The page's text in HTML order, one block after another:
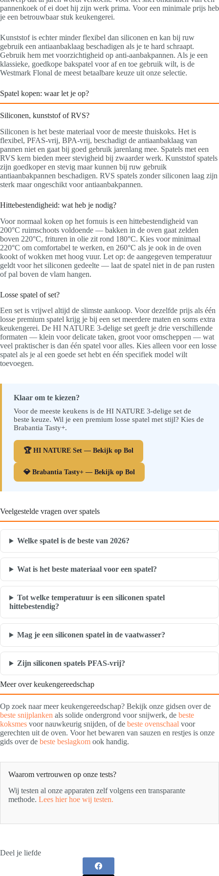
pannenkoek of ei doet hij zijn werk prima. Voor een minimale prijs heb
je een betrouwbaar stuk keukengerei.
Kunststof is echter minder flexibel dan siliconen en kan bij ruw
gebruik een antiaanbaklaag beschadigen als je te hard schraapt.
Gebruik hem met voorzichtigheid op anti-aanbakpannen. Als je een
klassieke, goedkope bakspatel voor af en toe gebruik wilt, is de
Westmark Flonal de meest betaalbare keuze uit onze selectie.
Spatel kopen: waar let je op?
Siliconen, kunststof of RVS?
Siliconen is het beste materiaal voor de meeste thuiskoks. Het is
flexibel, PFAS-vrij, BPA-vrij, beschadigt de antiaanbaklaag van
pannen niet en gaat bij goed gebruik jarenlang mee. Spatels met een
RVS kern bieden meer stevigheid bij zwaarder werk. Kunststof spatels
zijn goedkoper en stevig maar kunnen bij ruw gebruik
antiaanbakpannen beschadigen. RVS spatels zonder siliconen laag zijn
sterk maar ongeschikt voor antiaanbakpannen.
Hittebestendigheid: wat heb je nodig?
Voor normaal koken op het fornuis is een hittebestendigheid van
200°C ruimschoots voldoende — bakken in de oven gaat zelden
boven 220°C, frituren in olie zit rond 180°C. Kies voor minimaal
220°C om comfortabel te werken, en 260°C als je ook in de oven
kookt of wokken met hoog vuur. Let op: de aangegeven temperatuur
geldt voor het siliconen gedeelte — laat de spatel niet in de pan rusten
of pal boven de vlam hangen.
Losse spatel of set?
Een set is vrijwel altijd de slimste aankoop. Voor dezelfde prijs als één
losse premium spatel krijg je bij een set meerdere maten en soms extra
keukengerei. De HI NATURE 3-delige set geeft je drie verschillende
formaten — klein voor delicate taken, groot voor omscheppen — wat
veel praktischer is dan één spatel voor alles. Kies alleen voor een losse
spatel als je al een goede set hebt en één specifiek model wilt
toevoegen.
Klaar om te kiezen?
Voor de meeste keukens is de HI NATURE 3-delige set de
beste keuze. Wil je een premium losse spatel met stijl? Kies de
Brabantia Tasty+.
🏆 HI NATURE Set — Bekijk op Bol
💎 Brabantia Tasty+ — Bekijk op Bol
Veelgestelde vragen over spatels
Welke spatel is de beste van 2026?
Wat is het beste materiaal voor een spatel?
Tot welke temperatuur is een siliconen spatel
hittebestendig?
Mag je een siliconen spatel in de vaatwasser?
Zijn siliconen spatels PFAS-vrij?
Meer over keukengereedschap
Op zoek naar meer keukengereedschap? Bekijk onze gidsen over de
beste snijplanken als solide ondergrond voor snijwerk, de beste
koksmes voor nauwkeurig snijden, of de beste ovenschaal voor
gerechten uit de oven. Voor het bewaren van sauzen en restjes is onze
gids over de beste beslagkom ook handig.
Waarom vertrouwen op onze tests?
Wij testen al onze apparaten zelf volgens een transparante
methode. Lees hier hoe wij testen.
Deel je liefde